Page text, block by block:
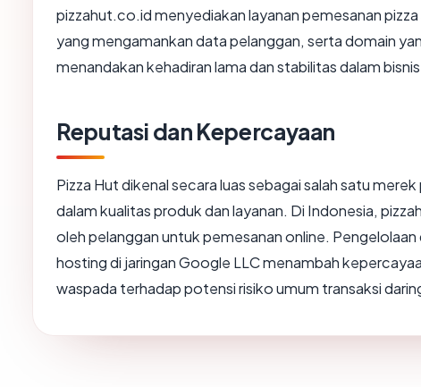
pizzahut.co.id menyediakan layanan pemesanan
yang mengamankan data pelanggan, serta domain
menandakan kehadiran lama dan stabilitas dalam
Reputasi dan Kepercayaan
Pizza Hut dikenal secara luas sebagai salah satu
dalam kualitas produk dan layanan. Di Indonesia,
oleh pelanggan untuk pemesanan online.
hosting di jaringan Google LLC menambah
waspada terhadap potensi risiko umum transaksi